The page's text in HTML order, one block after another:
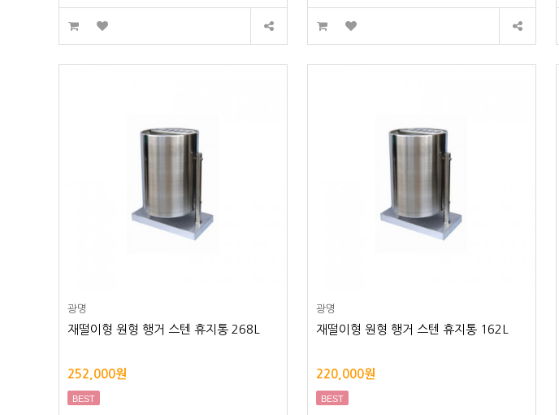
광명
재떨이형 원형 행거 스텐 휴지통 268L
252,000원
BEST
광명
재떨이형 원형 행거 스텐 휴지통 162L
220,000원
BEST